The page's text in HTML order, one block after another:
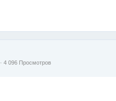
· 4 096 Просмотров